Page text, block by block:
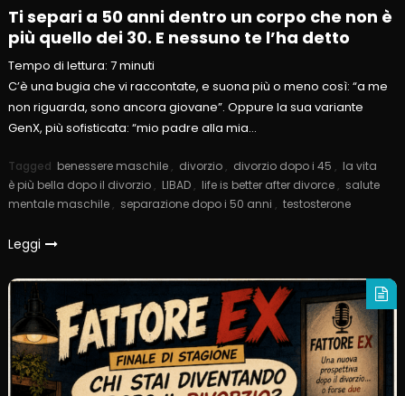
Ti separi a 50 anni dentro un corpo che non è
più quello dei 30. E nessuno te l’ha detto
Tempo di lettura:7minuti
C’è una bugia che vi raccontate, e suona più o meno così: “a me
non riguarda, sono ancora giovane”. Oppure la sua variante
GenX, più sofisticata: “mio padre alla mia…
Tagged benessere maschile , divorzio , divorzio dopo i 45 , la vita
è più bella dopo il divorzio , LIBAD , life is better after divorce , salute
mentale maschile , separazione dopo i 50 anni , testosterone
Leggi